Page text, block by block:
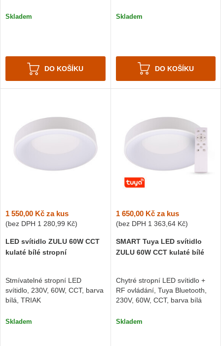
Skladem
DO KOŠÍKU
Skladem
DO KOŠÍKU
1 550,00 Kč za kus
(bez DPH 1 280,99 Kč)
LED svítidlo ZULU 60W CCT
kulaté bílé stropní
Stmívatelné stropní LED
svítidlo, 230V, 60W, CCT, barva
bílá, TRIAK
Skladem
1 650,00 Kčza kus
(bez DPH 1 363,64 Kč)
SMART Tuya LED svítidlo
ZULU 60W CCT kulaté bílé
Chytré stropní LED svítidlo +
RF ovládání, Tuya Bluetooth,
230V, 60W, CCT, barva bílá
Skladem